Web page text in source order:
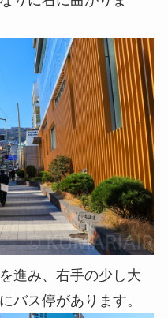
進み、右手の少し大
バス停があります。